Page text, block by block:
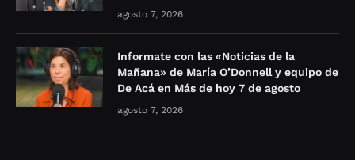
agosto 7, 2026
Informate con las «Noticias de la
Mañana» de María O’Donnell y equipo de
De Acá en Más de hoy 7 de agosto
agosto 7, 2026